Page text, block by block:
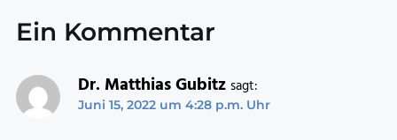
Ein Kommentar
Dr. Matthias Gubitz sagt:
Juni 15, 2022 um 4:28 p.m. Uhr